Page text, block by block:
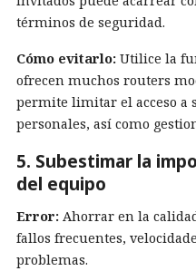
términos de seguridad.
Cómo evitarlo: Utilice la
ofrecen muchos routers
permite limitar el acceso a
personales, así como
5. Subestimar la
del equipo
Error: Ahorrar en la
fallos frecuentes,
problemas.